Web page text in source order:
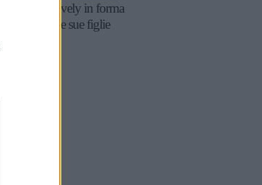
Blake Lively in forma
grazie alle sue figlie